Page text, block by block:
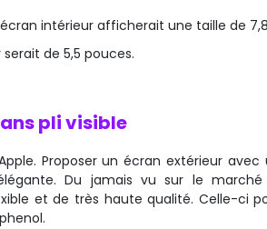
intérieur afficherait une taille de
serait de 5,5 pouces.
pli visible
Proposer un écran extérieur
Du jamais vu sur le marché
et de très haute qualité. Celle-ci